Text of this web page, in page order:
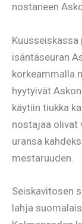
nostaneen
isäntäseuran
korkeammalla
hyytyivät
käytiin tiukka
nostajaa olivat
uransa
mestaruuden.
Seiskavitosen
lahja